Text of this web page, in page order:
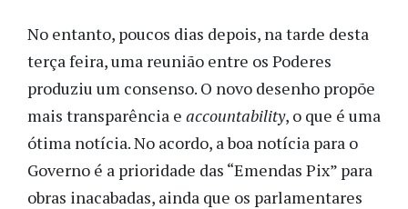
No entanto, poucos dias depois, na tarde desta
terça feira, uma reunião entre os Poderes
produziu um consenso. O novo desenho propõe
mais transparência e accountability, o que é uma
ótima notícia. No acordo, a boa notícia para o
Governo é a prioridade das “Emendas Pix” para
obras inacabadas, ainda que os parlamentares